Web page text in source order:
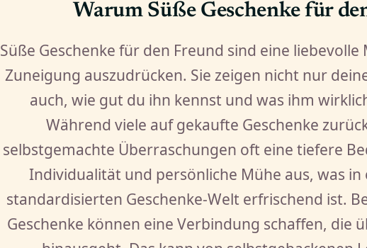
Warum Süße Geschenke für
Süße Geschenke für den Freund sind eine
Zuneigung auszudrücken. Sie zeigen nicht nur
auch, wie gut du ihn kennst und was ihm
Während viele auf gekaufte Geschenke
selbstgemachte Überraschungen oft eine tiefere
Individualität und persönliche Mühe aus, was
standardisierten Geschenke-Welt erfrischend ist.
Geschenke können eine Verbindung schaffen, die